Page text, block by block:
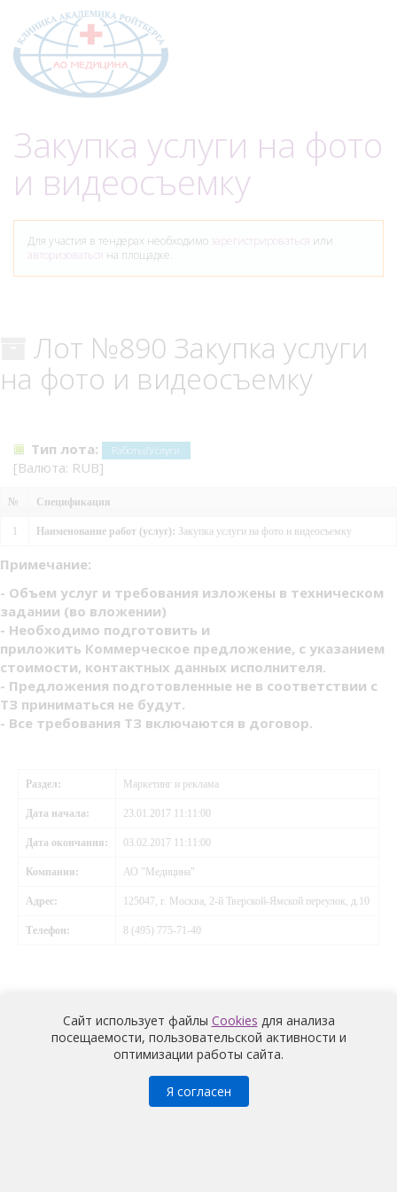
Закупка услуги на фото
и видеосъемку
Для участия в тендерах необходимо зарегистрироваться или
авторизоваться на площадке.
Лот №890 Закупка услуги
на фото и видеосъемку
Тип лота: Работы/Услуги
[Валюта: RUB]
№ Спецификация
Наименование работ (услуг): Закупка услуги на фото и видеосъемку
Примечание:
- Объем услуг и требования изложены в техническом
задании (во вложении)
- Необходимо подготовить и
приложить Коммерческое предложение, с указанием
стоимости, контактных данных исполнителя.
- Предложения подготовленные не в соответствии с
ТЗ приниматься не будут.
- Все требования ТЗ включаются в договор.
Раздел: Маркетинг и реклама
Дата начала: 23.01.2017 11:11:00
Дата окончания: 03.02.2017 11:11:00
Компания: АО "Медицина"
Адрес: 125047, г. Москва, 2-й Тверской-Ямской переулок, д.10
Телефон: 8 (495) 775-71-40
© 2026 | Политика конфиденциальности
Сайт использует файлы Cookies для анализа
посещаемости, пользовательской активности и
оптимизации работы сайта.
Я согласен